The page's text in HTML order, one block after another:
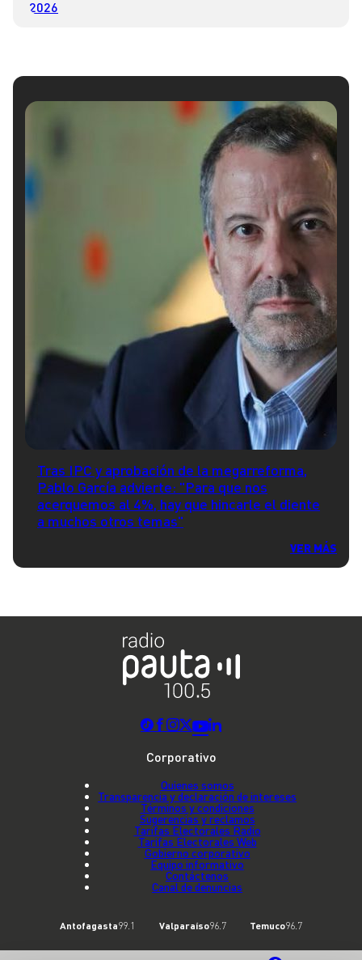
Tras IPC y aprobación de la megarreforma,
Pablo García advierte: "Para que nos
acerquemos al 4%, hay que hincarle el diente
a muchos otros temas"
VER MÁS
Corporativo
Quienes somos
Transparencia y declaración de intereses
Términos y condiciones
Sugerencias y reclamos
Tarifas Electorales Radio
Tarifas Electorales Web
Gobierno corporativo
Equipo informativo
Contáctenos
Canal de denuncias
Antofagasta99.1 Valparaíso96.7 Temuco96.7